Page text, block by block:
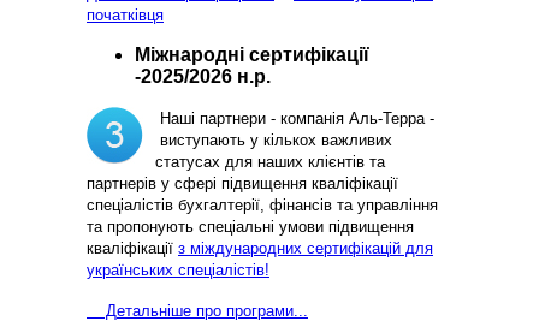
початківця
Міжнародні сертифікації
-2025/2026 н.р.
Наші партнери - компанія Аль-Терра -
виступають у кількох важливих
статусах для наших клієнтів та
партнерів у сфері підвищення кваліфікації
спеціалістів бухгалтерії, фінансів та управління
та пропонують спеціальні умови підвищення
кваліфікації з міждународних сертифікацій для
українських спеціалістів!
Детальніше про програми...